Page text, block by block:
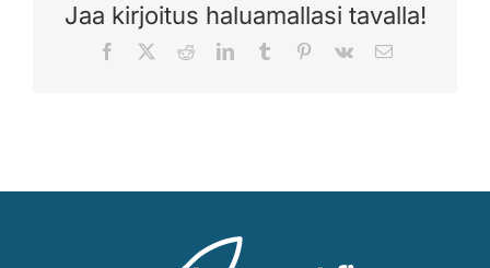
Jaa kirjoitus haluamallasi tavalla!
Facebook RedditLinkedInTumblr Pinterest
Vk Sähköposti